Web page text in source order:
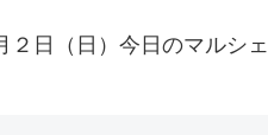
２日（日）今日のマルシェ